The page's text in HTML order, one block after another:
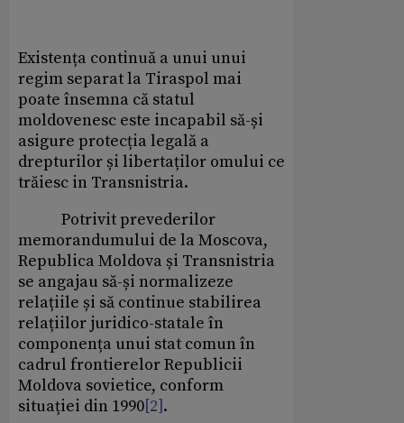
Existența continuă a unui unui
regim separat la Tiraspol mai
poate însemna că statul
moldovenesc este incapabil să-și
asigure protecția legală a
drepturilor și libertaților omului ce
trăiesc in Transnistria.
Potrivit prevederilor
memorandumului de la Moscova,
Republica Moldova și Transnistria
se angajau să-și normalizeze
relațiile și să continue stabilirea
relațiilor juridico-statale în
componența unui stat comun în
cadrul frontierelor Republicii
Moldova sovietice, conform
situației din 1990[2].